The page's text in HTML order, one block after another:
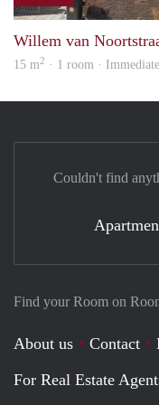
Willem van
15 m2 · 1 room ·
Find your Room on
About us Contact
For Real Estate
Couldn't find